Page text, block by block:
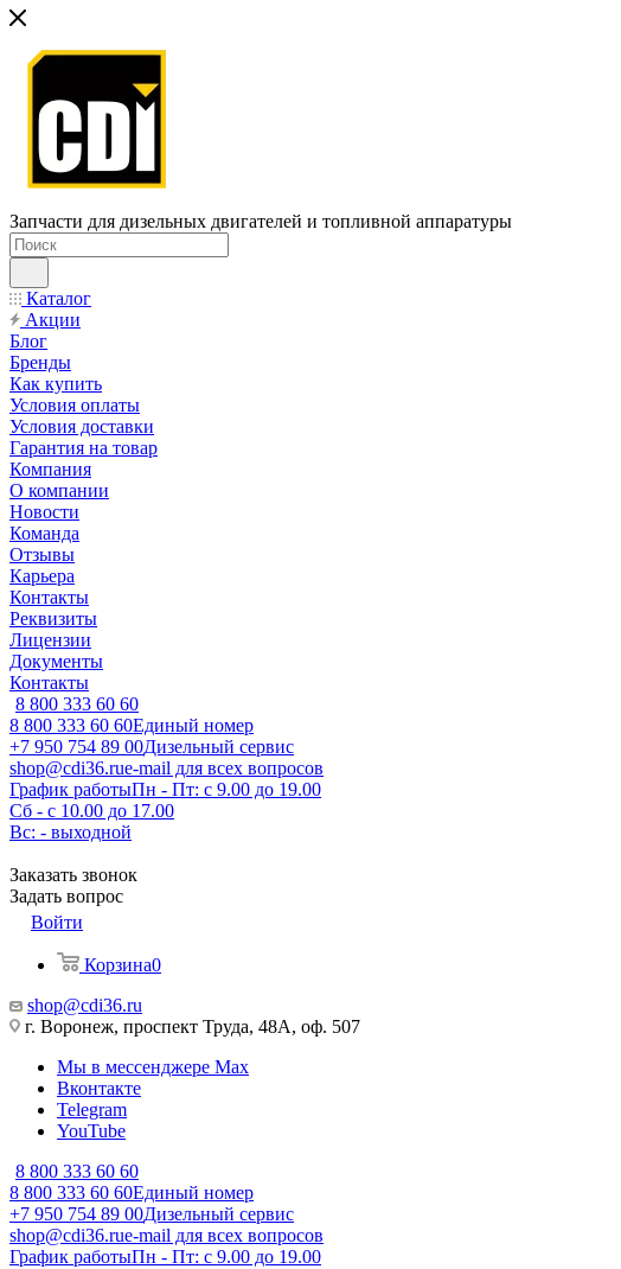
Запчасти для дизельных двигателей и топливной аппаратуры
Каталог
Акции
Блог
Бренды
Как купить
Условия оплаты
Условия доставки
Гарантия на товар
Компания
О компании
Новости
Команда
Отзывы
Карьера
Контакты
Реквизиты
Лицензии
Документы
Контакты
8 800 333 60 60
8 800 333 60 60Единый номер
+7 950 754 89 00Дизельный сервис
shop@cdi36.rue-mail для всех вопросов
График работыПн - Пт: с 9.00 до 19.00
Сб - с 10.00 до 17.00
Вс: - выходной
Заказать звонок
Задать вопрос
Войти
Корзина0
shop@cdi36.ru
г. Воронеж, проспект Труда, 48А, оф. 507
Мы в мессенджере Max
Вконтакте
Telegram
YouTube
8 800 333 60 60
8 800 333 60 60Единый номер
+7 950 754 89 00Дизельный сервис
shop@cdi36.rue-mail для всех вопросов
График работыПн - Пт: с 9.00 до 19.00